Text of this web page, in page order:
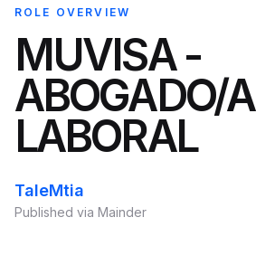
ROLE OVERVIEW
MUVISA -
ABOGADO/
LABORAL
TaleMtia
Published via Mainder